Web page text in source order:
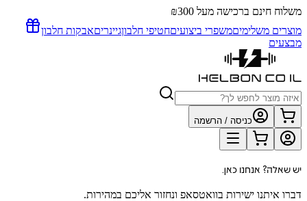
משלוח חינם ברכישה מעל ₪300
מוצרים משלימיםמשפרי ביצועיםחטיפי חלבוןגיינריםאבקות חלבון
מבצעים
כניסה / הרשמה
יש שאלה? אנחנו כאן.
דברו איתנו ישירות בוואטסאפ ונחזור אליכם במהירות.